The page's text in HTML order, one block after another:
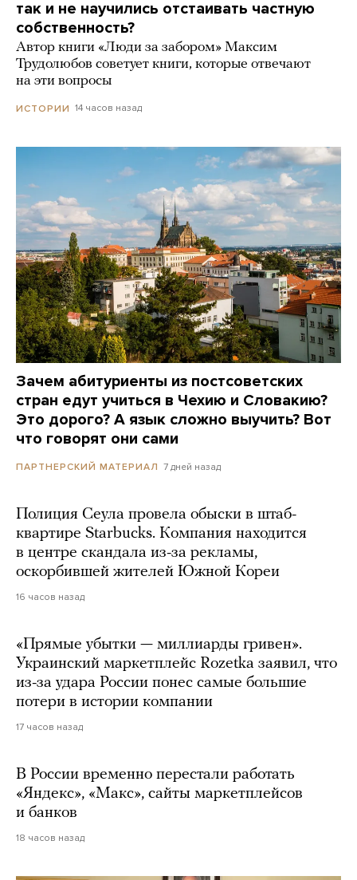
так и не научились отстаивать частную
собственность?
Автор книги «Люди за забором» Максим
Трудолюбов советует книги, которые отвечают
на эти вопросы
ИСТОРИИ 14 часов назад
Зачем абитуриенты из постсоветских
стран едут учиться в Чехию и Словакию?
Это дорого? А язык сложно выучить? Вот
что говорят они сами
ПАРТНЕРСКИЙ МАТЕРИАЛ 7 дней назад
Полиция Сеула провела обыски в штаб-
квартире Starbucks. Компания находится
в центре скандала из-за рекламы,
оскорбившей жителей Южной Кореи
16 часов назад
«Прямые убытки — миллиарды гривен».
Украинский маркетплейс Rozetka заявил, что
из-за удара России понес самые большие
потери в истории компании
17 часов назад
В России временно перестали работать
«Яндекс», «Макс», сайты маркетплейсов
и банков
18 часов назад